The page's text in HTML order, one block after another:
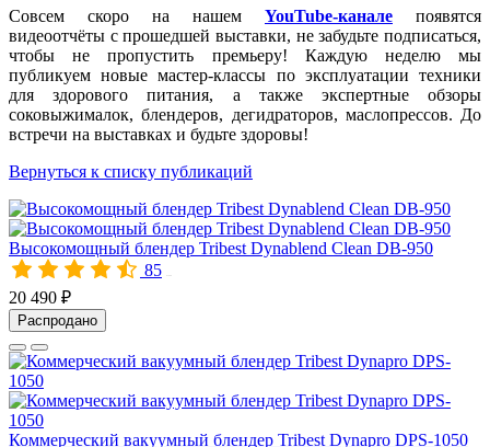
Совсем скоро на нашем YouTube-канале появятся
видеоотчёты с прошедшей выставки, не забудьте подписаться,
чтобы не пропустить премьеру! Каждую неделю мы
публикуем новые мастер-классы по эксплуатации техники
для здорового питания, а также экспертные обзоры
соковыжималок, блендеров, дегидраторов, маслопрессов. До
встречи на выставках и будьте здоровы!
Вернуться к списку публикаций
Высокомощный блендер Tribest Dynablend Clean DB-950
85
20 490 ₽
Распродано
Коммерческий вакуумный блендер Tribest Dynapro DPS-1050